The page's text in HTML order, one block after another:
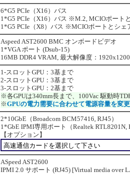
6*G5 PCIe（X16）バス
1*G5 PCIe（X16）バス ※M.2, MCIOポート
1*G5 PCIe（X8）バス ※MCIOポートとシェ
Aspeed AST2600 BMC オンボードビデオ
1*VGA ポート (Dsub-15)
16MB DDR4 VRAM, 最大解像度：
1-スロットGPU：3基まで
2-スロットGPU：3基まで
3-スロットGPU：2基まで
※各GPUは340mm長まで、100Vac 駆動時
※GPUの電力需要に合わせて電源容量を変
2*10GbE（Broadcom BCM57416, RJ45）
1*GbE IPMI専用ポート（Realtek RTL8201N,
【オプション】
ASpeed AST2600
IPMI 2.0 サポート (RJ45) [Virtual media over